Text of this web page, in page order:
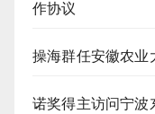
作协议
操海群任安徽农业
诺奖得主访问宁波